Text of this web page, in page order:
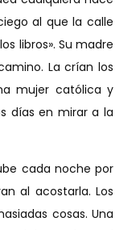
al que la calle
libros». Su madre
La crían los
mujer católica y
días en mirar a la
cada noche por
al acostarla. Los
cosas. Una